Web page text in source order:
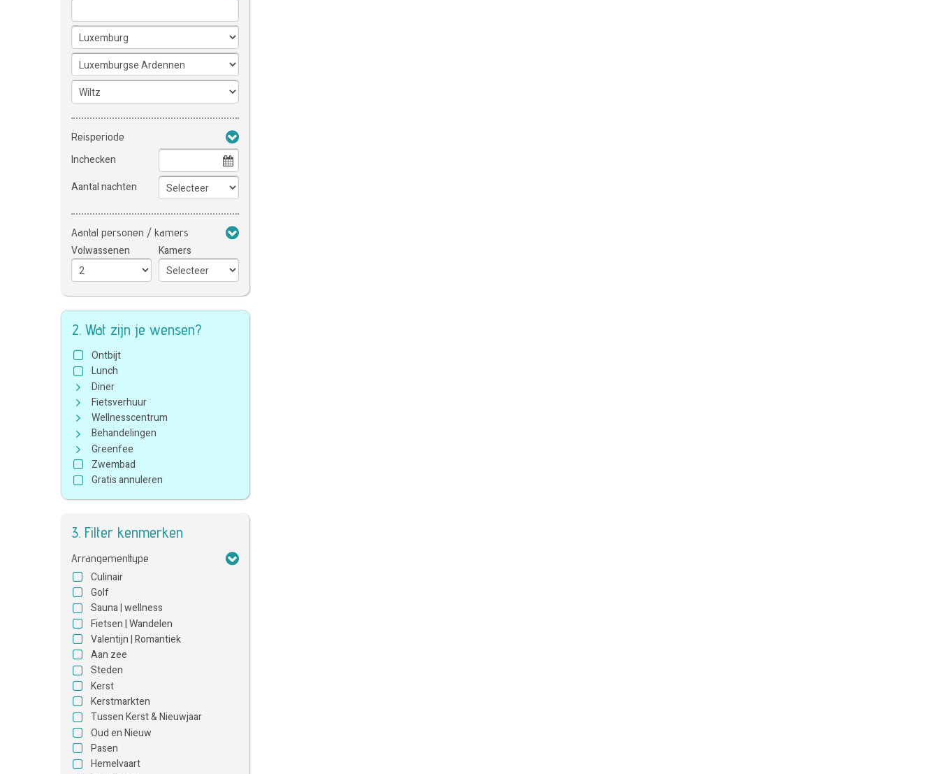
Reisperiode
Inchecken
Aantal nachten
Aantal personen / kamers
Volwassenen Kamers
2. Wat zijn je wensen?
Ontbijt
Lunch
Diner
Fietsverhuur
Wellnesscentrum
Behandelingen
Greenfee
Zwembad
Gratis annuleren
3. Filter kenmerken
Arrangementtype
Culinair
Golf
Sauna | wellness
Fietsen | Wandelen
Valentijn | Romantiek
Aan zee
Steden
Kerst
Kerstmarkten
Tussen Kerst & Nieuwjaar
Oud en Nieuw
Pasen
Hemelvaart